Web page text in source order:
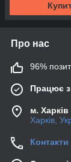
Про нас
96%
Працює з
м. Харків
Харків,
Контакти